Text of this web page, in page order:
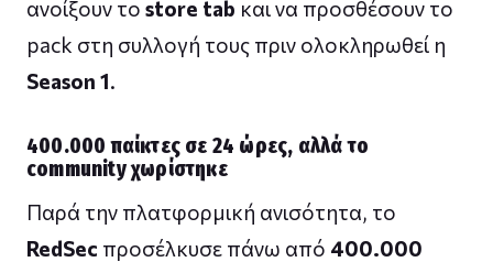
ανοίξουν το store tab και να προσθέσουν το
pack στη συλλογή τους πριν ολοκληρωθεί η
Season 1.
400.000 παίκτες σε 24 ώρες, αλλά το
community χωρίστηκε
Παρά την πλατφορμική ανισότητα, το
RedSec προσέλκυσε πάνω από 400.000